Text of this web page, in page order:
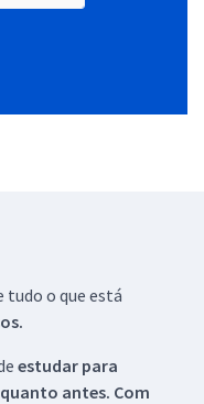
tudo o que está
estudar para
antes. Com